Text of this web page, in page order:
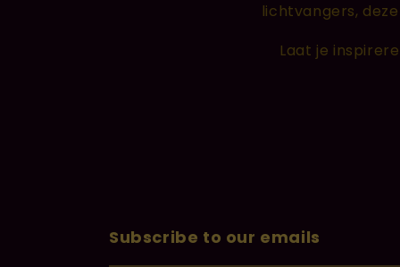
lichtvangers,
Laat je
Subscribe to our emails